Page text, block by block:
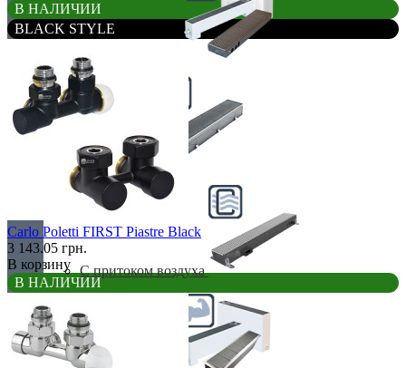
С дренажем
С притоком воздуха
В НАЛИЧИИ
BLACK STYLE
Carlo Poletti FIRST Piastre Black
3 143.05 грн.
В корзину
В НАЛИЧИИ